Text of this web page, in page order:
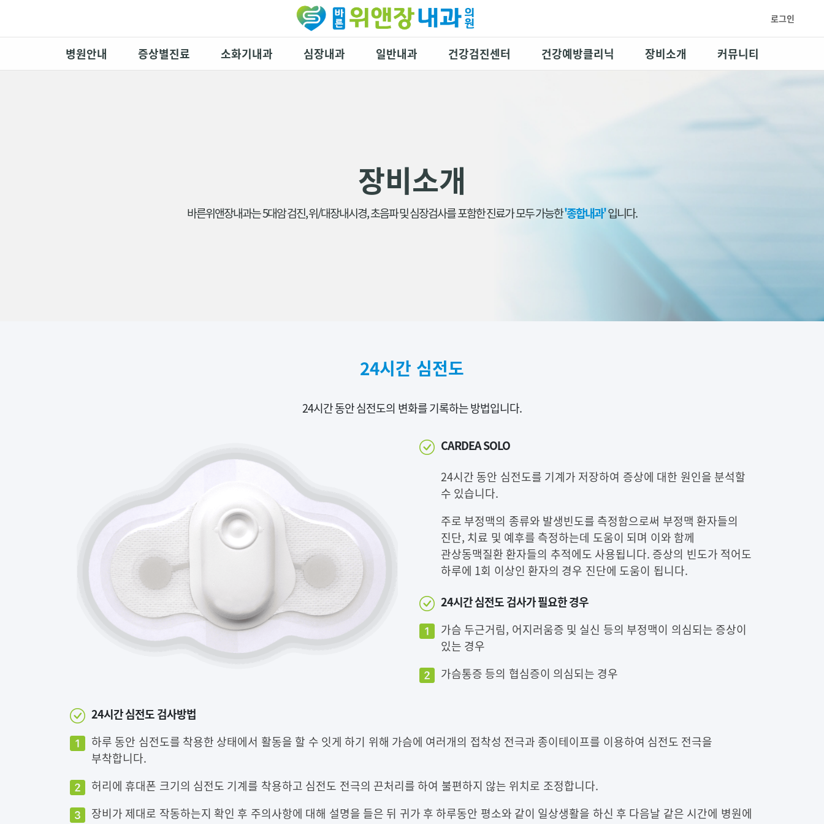
로그인
병원안내 증상별진료 소화기내과 심장내과 일반내과 건강검진센터 건강예방클리닉 장비소개 커뮤니티
장비소개
바른위앤장내과는 5대암 검진, 위/대장내시경, 초음파 및 심장검사를 포함한 진료가 모두 가능한'종합내과'입니다.
24시간 심전도
24시간 동안 심전도의 변화를 기록하는 방법입니다.
CARDEA SOLO
24시간 동안 심전도를 기계가 저장하여 증상에 대한 원인을 분석할
수 있습니다.
주로 부정맥의 종류와 발생빈도를 측정함으로써 부정맥 환자들의
진단, 치료 및 예후를 측정하는데 도움이 되며 이와 함께
관상동맥질환 환자들의 추적에도 사용됩니다. 증상의 빈도가 적어도
하루에 1회 이상인 환자의 경우 진단에 도움이 됩니다.
24시간 심전도 검사가 필요한 경우
가슴 두근거림, 어지러움증 및 실신 등의 부정맥이 의심되는 증상이
있는 경우
가슴통증 등의 협심증이 의심되는 경우
24시간 심전도 검사방법
하루 동안 심전도를 착용한 상태에서 활동을 할 수 잇게 하기 위해 가슴에 여러개의 접착성 전극과 종이테이프를 이용하여 심전도 전극을
부착합니다.
허리에 휴대폰 크기의 심전도 기계를 착용하고 심전도 전극의 끈처리를 하여 불편하지 않는 위치로 조정합니다.
장비가 제대로 작동하는지 확인 후 주의사항에 대해 설명을 들은 뒤 귀가 후 하루동안 평소와 같이 일상생활을 하신 후 다음날 같은 시간에 병원에